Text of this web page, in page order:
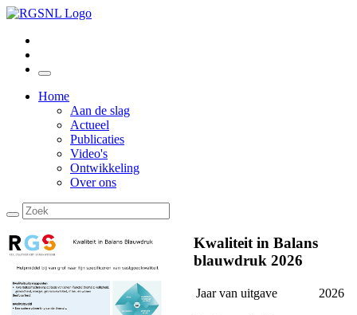
Home
Aan de slag
Actueel
Publicaties
Video's
Ontwikkeling
Over ons
Kwaliteit in Balans
blauwdruk 2026
Jaar van uitgave 2026